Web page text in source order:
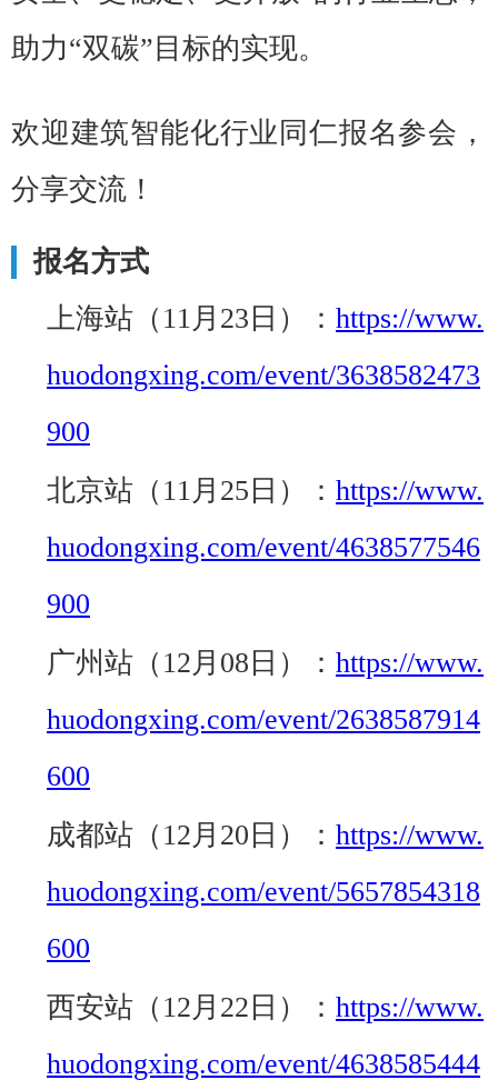
助力“双碳”目标的实现。
欢迎建筑智能化行业同仁报名参会，
分享交流！
报名方式
上海站（11月23日）： https://www.
huodongxing.com/event/3638582473
900
北京站（11月25日）： https://www.
huodongxing.com/event/4638577546
900
广州站（12月08日）： https://www.
huodongxing.com/event/2638587914
600
成都站（12月20日）： https://www.
huodongxing.com/event/5657854318
600
西安站（12月22日）： https://www.
huodongxing.com/event/4638585444